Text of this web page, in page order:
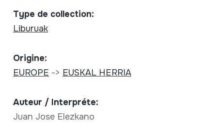
Type de collection:
Liburuak
Origine:
EUROPE -> EUSKAL HERRIA
Auteur / Interpréte:
Juan Jose Elezkano